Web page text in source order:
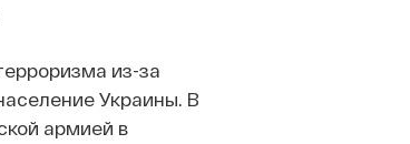
из-за
Украины. В
армией в